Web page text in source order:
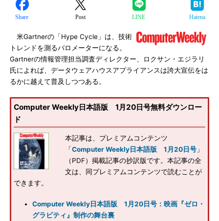
Share Post LINE Hatena
米Gartnerの「Hype Cycle」は、技術
トレンドを測るバロメーターになる。
Gartnerの情報管理担当調査ディレクター、ロクサン・エジラリ
氏によれば、データウェアハウスアプライアンスは誇大宣伝をは
るかに越えて普及しつつある。
Computer Weekly日本語版 1月20日号無料ダウンロー
ド
本記事は、プレミアムコンテンツ
「Computer Weekly日本語版 1月20日号 」
（PDF）掲載記事の抄訳版です。本記事の全
文は、同プレミアムコンテンツで読むことが
できます。
Computer Weekly日本語版 1月20日号：映画『ゼロ・
グラビティ』制作の舞台裏